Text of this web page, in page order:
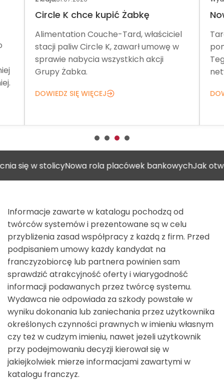
Circle K chce kupić Żabkę
Alimentation Couche-Tard, właściciel
stacji paliw Circle K, zawarł umowę w
sprawie nabycia wszystkich akcji
Grupy Żabka.
DOWIEDZ SIĘ WIĘCEJ
stolicyNowa rola placówek bankowychJak otworzyć
Informacje zawarte w katalogu pochodzą od
twórców systemów i prezentowane są w celu
przybliżenia zasad współpracy z każdą z firm. Przed
podpisaniem umowy każdy kandydat na
franczyzobiorcę lub partnera powinien sam
sprawdzić atrakcyjność oferty i wiarygodność
informacji podawanych przez twórcę systemu.
Wydawca nie odpowiada za szkody powstałe w
wyniku dokonania lub zaniechania przez użytkownika
określonych czynności prawnych w imieniu własnym
czy też w cudzym imieniu, nawet jeżeli użytkownik
przy podejmowaniu decyzji kierował się w
jakiejkolwiek mierze informacjami zawartymi w
katalogu franczyz.